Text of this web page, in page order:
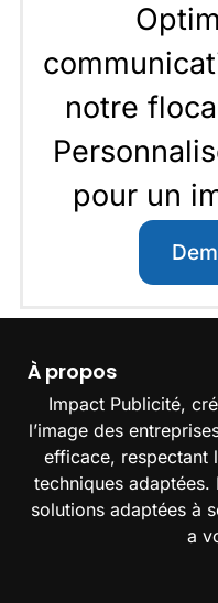
notre
pour un
À propos
Impact Publicité,
l’image des
efficace, respectant
techniques adaptées.
solutions adaptées à
a